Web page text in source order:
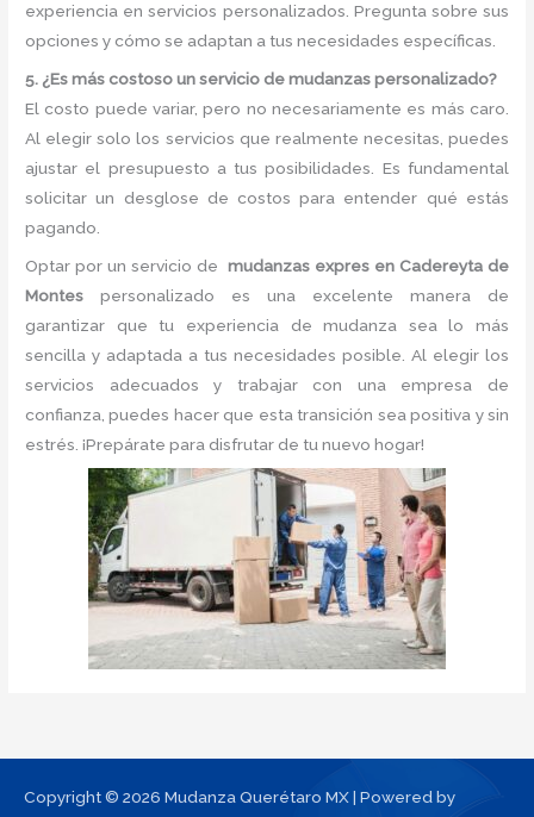
experiencia en servicios personalizados. Pregunta sobre sus
opciones y cómo se adaptan a tus necesidades específicas.
5. ¿Es más costoso un servicio de mudanzas personalizado?
El costo puede variar, pero no necesariamente es más caro.
Al elegir solo los servicios que realmente necesitas, puedes
ajustar el presupuesto a tus posibilidades. Es fundamental
solicitar un desglose de costos para entender qué estás
pagando.
Optar por un servicio de mudanzas expres en Cadereyta de
Montespersonalizado es una excelente manera de
garantizar que tu experiencia de mudanza sea lo más
sencilla y adaptada a tus necesidades posible. Al elegir los
servicios adecuados y trabajar con una empresa de
confianza, puedes hacer que esta transición sea positiva y sin
estrés. ¡Prepárate para disfrutar de tu nuevo hogar!
Copyright © 2026 Mudanza Querétaro MX | Powered by